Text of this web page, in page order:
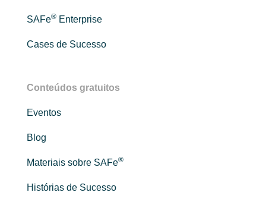
SAFe® Enterprise
Cases de Sucesso
Conteúdos gratuitos
Eventos
Blog
Materiais sobre SAFe®
Histórias de Sucesso